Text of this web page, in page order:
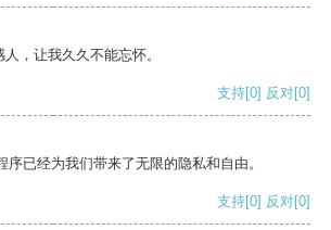
，让我久久不能忘怀。
支持[0] 反对[0]
已经为我们带来了无限的隐私和自由。
支持[0] 反对[0]